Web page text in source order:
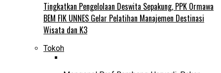
Tingkatkan Pengelolaan Deswita Sepakung, PPK Ormawa
BEM FIK UNNES Gelar Pelatihan Manajemen Destinasi
Wisata dan K3
Tokoh